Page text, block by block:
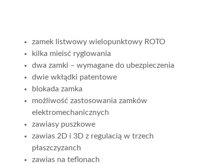
zamek listwowy wielopunktowy ROTO
kilka mieisć ryglowania
dwa zamki – wymagane do ubezpieczenia
dwie wkłądki patentowe
blokada zamka
możliwość zastosowania zamków
elektromechanicznych
zawiasy puszkowe
zawias 2D i 3D z regulacią w trzech
płaszczyzanch
zawias na teflonach